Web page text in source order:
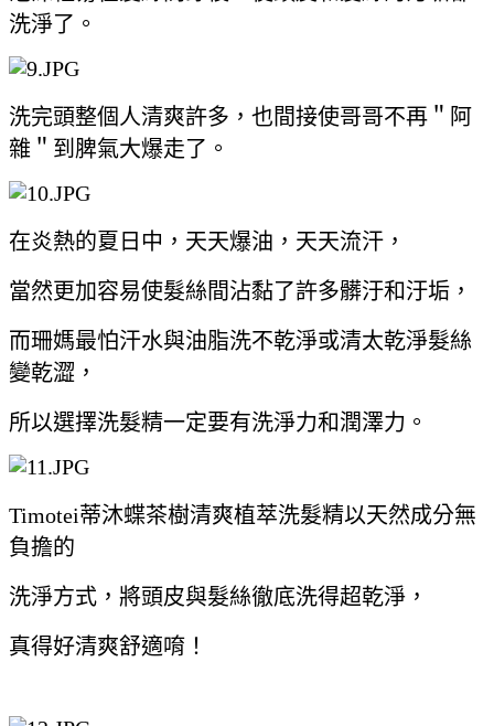
洗淨了。
洗完頭整個人清爽許多，也間接使哥哥不再＂阿
雜＂到脾氣大爆走了。
在炎熱的夏日中，天天爆油，天天流汗，
當然更加容易使髮絲間沾黏了許多髒汙和汙垢，
而珊媽最怕汗水與油脂洗不乾淨或清太乾淨髮絲
變乾澀，
所以選擇洗髮精一定要有洗淨力和潤澤力。
Timotei蒂沐蝶茶樹清爽植萃洗髮精以天然成分無
負擔的
洗淨方式，將頭皮與髮絲徹底洗得超乾淨，
真得好清爽舒適唷！